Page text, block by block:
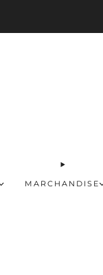
MARCHANDISE